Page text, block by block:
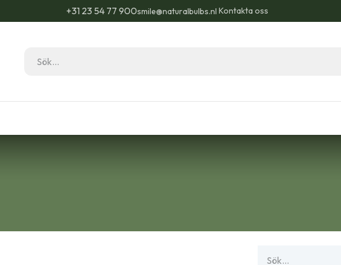
+31 23 54 77 900smile@naturalbulbs.nl Kontakta oss